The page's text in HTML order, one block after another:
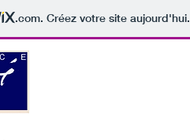
.com. Créez votre site aujourd'hui.